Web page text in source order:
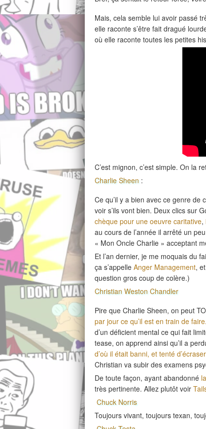
Mais, cela semble lui avoir passé
elle raconte s’être fait dragué
où elle raconte toutes les petites
C’est mignon, c’est simple. On la
Charlie Sheen :
Ce qu’il y a bien avec ce genre de
voir s’ils vont bien. Deux clics sur
chèque pour une oeuvre caritative,
au cours de l’année il arrêté un
« Mon Oncle Charlie » acceptant
Et l’an dernier, je me moquais du
ça s’appelle Anger Management,
question gros coup de colère.)
Christian Weston Chandler
Pire que Charlie Sheen, on peut
par jour ce qu’il est en train de faire.
d’un déficient mental ce qui fait
tease, on apprend ainsi qu’il a
d’où il était banni, et tenté
Christian va subir des examens
De toute façon, ayant abandonné
très pertinente. Allez plutôt voir
Chuck Norris
Toujours vivant, toujours texan,